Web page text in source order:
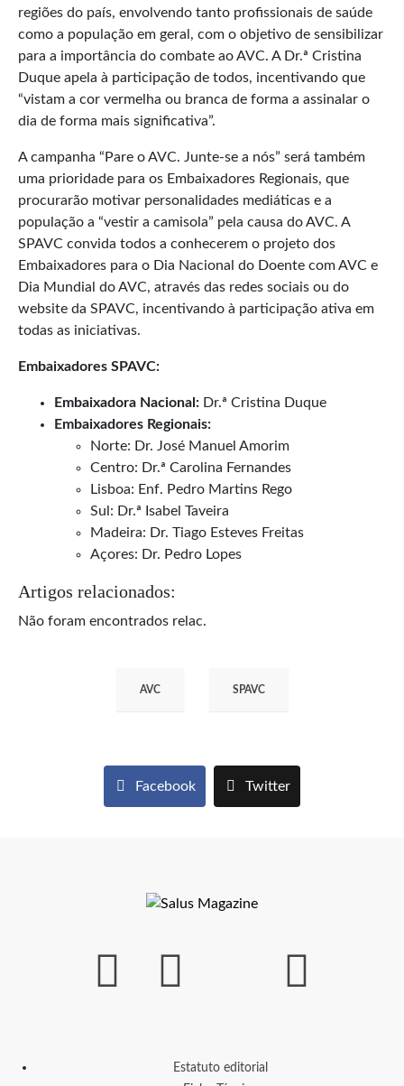
regiões do país, envolvendo tanto profissionais de saúde
como a população em geral, com o objetivo de sensibilizar
para a importância do combate ao AVC. A Dr.ª Cristina
Duque apela à participação de todos, incentivando que
“vistam a cor vermelha ou branca de forma a assinalar o
dia de forma mais significativa”.
A campanha “Pare o AVC. Junte-se a nós” será também
uma prioridade para os Embaixadores Regionais, que
procurarão motivar personalidades mediáticas e a
população a “vestir a camisola” pela causa do AVC. A
SPAVC convida todos a conhecerem o projeto dos
Embaixadores para o Dia Nacional do Doente com AVC e
Dia Mundial do AVC, através das redes sociais ou do
website da SPAVC, incentivando à participação ativa em
todas as iniciativas.
Embaixadores SPAVC:
Embaixadora Nacional: Dr.ª Cristina Duque
Embaixadores Regionais:
Norte: Dr. José Manuel Amorim
Centro: Dr.ª Carolina Fernandes
Lisboa: Enf. Pedro Martins Rego
Sul: Dr.ª Isabel Taveira
Madeira: Dr. Tiago Esteves Freitas
Açores: Dr. Pedro Lopes
Artigos relacionados:
Não foram encontrados relac.
AVC SPAVC
Facebook Twitter
Estatuto editorial